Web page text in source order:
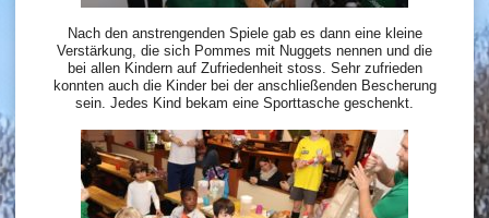
Nach den anstrengenden Spiele gab es dann eine kleine
Verstärkung, die sich Pommes mit Nuggets nennen und die
bei allen Kindern auf Zufriedenheit stoss. Sehr zufrieden
konnten auch die Kinder bei der anschließenden Bescherung
sein. Jedes Kind bekam eine Sporttasche geschenkt.